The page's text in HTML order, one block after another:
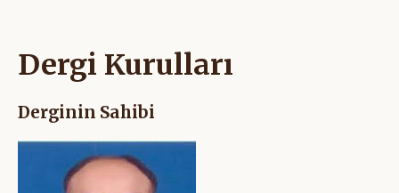
Dergi Kurulları
Derginin Sahibi